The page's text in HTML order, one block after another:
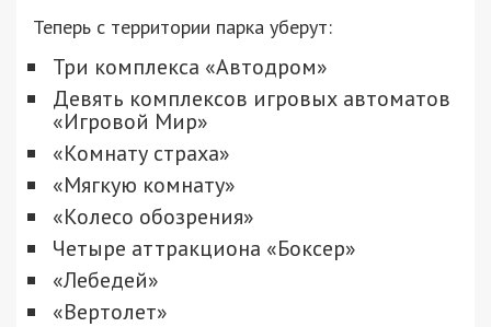
Теперь с территории парка уберут:
Три комплекса «Автодром»
Девять комплексов игровых автоматов
«Игровой Мир»
«Комнату страха»
«Мягкую комнату»
«Колесо обозрения»
Четыре аттракциона «Боксер»
«Лебедей»
«Вертолет»